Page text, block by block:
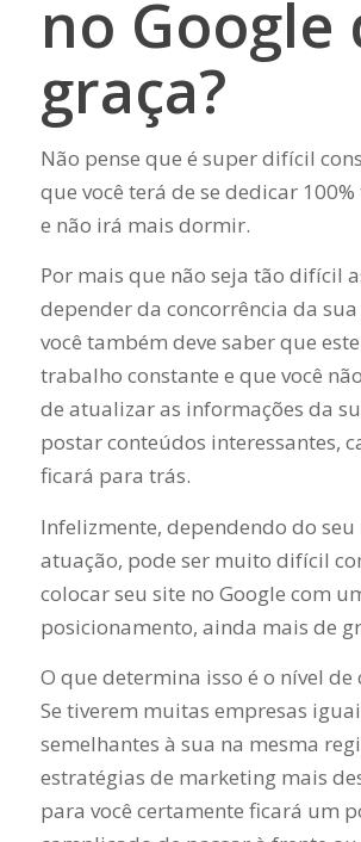
no Google
graça?
Não pense que é super difícil
que você terá de se dedicar
e não irá mais dormir.
Por mais que não seja tão difícil
depender da concorrência da
você também deve saber que
trabalho constante e que você
de atualizar as informações da
postar conteúdos interessantes,
ficará para trás.
Infelizmente, dependendo do
atuação, pode ser muito difícil
colocar seu site no Google com
posicionamento, ainda mais de
O que determina isso é o nível de
Se tiverem muitas empresas
semelhantes à sua na mesma
estratégias de marketing mais
para você certamente ficará um